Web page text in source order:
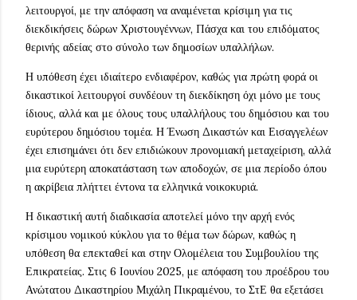
λειτουργοί, με την απόφαση να αναμένεται κρίσιμη για τις
διεκδικήσεις δώρων Χριστουγέννων, Πάσχα και του επιδόματος
θερινής αδείας στο σύνολο των δημοσίων υπαλλήλων.
Η υπόθεση έχει ιδιαίτερο ενδιαφέρον, καθώς για πρώτη φορά οι
δικαστικοί λειτουργοί συνδέουν τη διεκδίκηση όχι μόνο με τους
ίδιους, αλλά και με όλους τους υπαλλήλους του δημόσιου και του
ευρύτερου δημόσιου τομέα. Η Ένωση Δικαστών και Εισαγγελέων
έχει επισημάνει ότι δεν επιδιώκουν προνομιακή μεταχείριση, αλλά
μια ευρύτερη αποκατάσταση των αποδοχών, σε μια περίοδο όπου
η ακρίβεια πλήττει έντονα τα ελληνικά νοικοκυριά.
Η δικαστική αυτή διαδικασία αποτελεί μόνο την αρχή ενός
κρίσιμου νομικού κύκλου για το θέμα των δώρων, καθώς η
υπόθεση θα επεκταθεί και στην Ολομέλεια του Συμβουλίου της
Επικρατείας. Στις 6 Ιουνίου 2025, με απόφαση του προέδρου του
Ανώτατου Δικαστηρίου Μιχάλη Πικραμένου, το ΣτΕ θα εξετάσει